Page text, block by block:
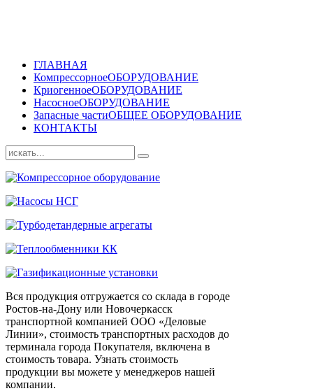
ГЛАВНАЯ
КомпрессорноеОБОРУДОВАНИЕ
КриогенноеОБОРУДОВАНИЕ
НасосноеОБОРУДОВАНИЕ
Запасные частиОБЩЕЕ ОБОРУДОВАНИЕ
КОНТАКТЫ
Вся продукция отгружается со склада в городе
Ростов-на-Дону или Новочеркасск
транспортной компанией ООО «Деловые
Линии», стоимость транспортных расходов до
терминала города Покупателя, включена в
стоимость товара. Узнать стоимость
продукции вы можете у менеджеров нашей
компании.